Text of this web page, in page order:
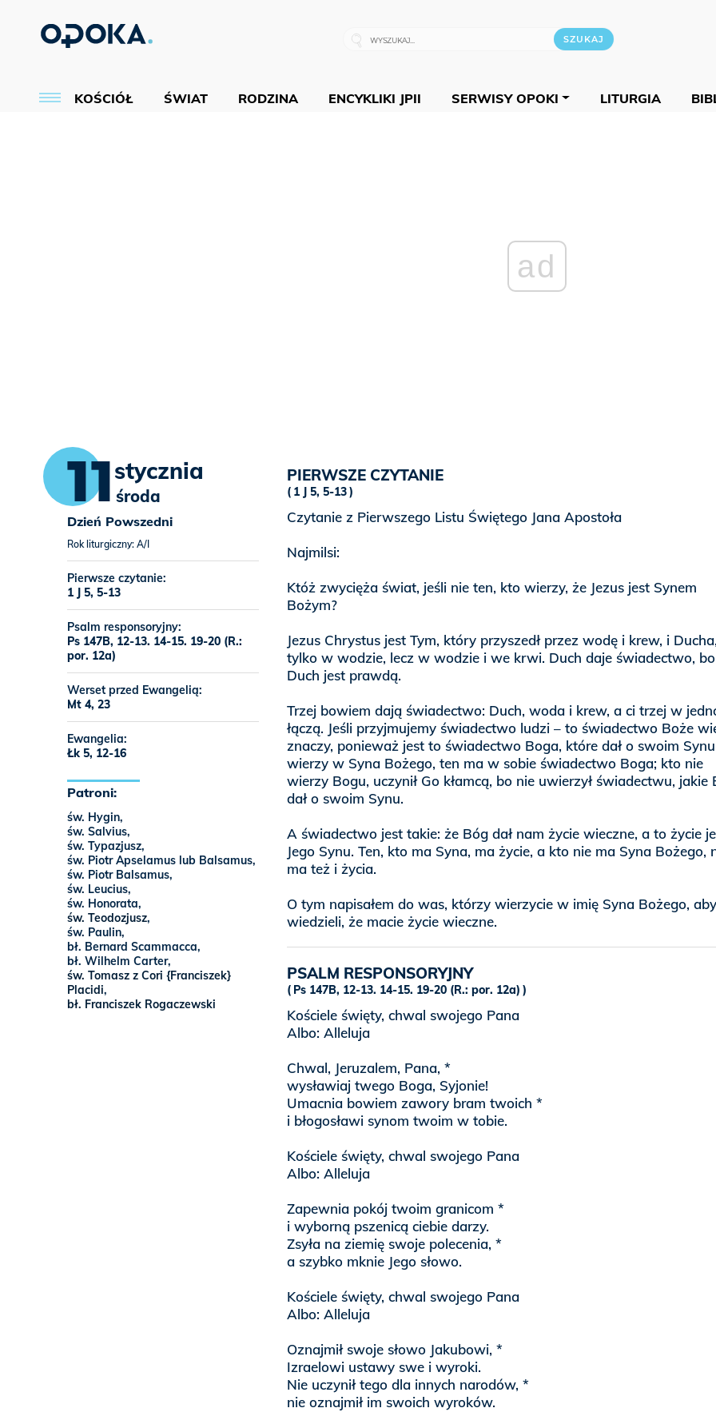
KOŚCIÓŁ ŚWIAT RODZINA ENCYKLIKI JPII SERWISY OPOKI LITURGIA
ad
11stycznia
środa
Dzień Powszedni
Rok liturgiczny: A/I
Pierwsze czytanie:
1 J 5, 5-13
Psalm responsoryjny:
Ps 147B, 12-13. 14-15. 19-20 (R.:
por. 12a)
Werset przed Ewangelią:
Mt 4, 23
Ewangelia:
Łk 5, 12-16
Patroni:
św. Hygin,
św. Salvius,
św. Typazjusz,
św. Piotr Apselamus lub Balsamus,
św. Piotr Balsamus,
św. Leucius,
św. Honorata,
św. Teodozjusz,
św. Paulin,
bł. Bernard Scammacca,
bł. Wilhelm Carter,
św. Tomasz z Cori {Franciszek}
Placidi,
bł. Franciszek Rogaczewski
PIERWSZE CZYTANIE
1 J 5, 5-13
Czytanie z Pierwszego Listu Świętego Jana Apostoła
Najmilsi:
Któż zwycięża świat, jeśli nie ten, kto wierzy, że Jezus jest Synem
Bożym?
Jezus Chrystus jest Tym, który przyszedł przez wodę i krew, i
tylko w wodzie, lecz w wodzie i we krwi. Duch daje świadectwo, bo
Duch jest prawdą.
Trzej bowiem dają świadectwo: Duch, woda i krew, a ci trzej w
łączą. Jeśli przyjmujemy świadectwo ludzi – to świadectwo Boże
znaczy, ponieważ jest to świadectwo Boga, które dał o swoim
wierzy w Syna Bożego, ten ma w sobie świadectwo Boga; kto nie
wierzy Bogu, uczynił Go kłamcą, bo nie uwierzył świadectwu, jakie
dał o swoim Synu.
A świadectwo jest takie: że Bóg dał nam życie wieczne, a to życie
Jego Synu. Ten, kto ma Syna, ma życie, a kto nie ma Syna Bożego,
ma też i życia.
O tym napisałem do was, którzy wierzycie w imię Syna Bożego,
wiedzieli, że macie życie wieczne.
PSALM RESPONSORYJNY
Ps 147B, 12-13. 14-15. 19-20 (R.: por. 12a)
Kościele święty, chwal swojego Pana
Albo: Alleluja
Chwal, Jeruzalem, Pana, *
wysławiaj twego Boga, Syjonie!
Umacnia bowiem zawory bram twoich *
i błogosławi synom twoim w tobie.
Kościele święty, chwal swojego Pana
Albo: Alleluja
Zapewnia pokój twoim granicom *
i wyborną pszenicą ciebie darzy.
Zsyła na ziemię swoje polecenia, *
a szybko mknie Jego słowo.
Kościele święty, chwal swojego Pana
Albo: Alleluja
Oznajmił swoje słowo Jakubowi, *
Izraelowi ustawy swe i wyroki.
Nie uczynił tego dla innych narodów, *
nie oznajmił im swoich wyroków.